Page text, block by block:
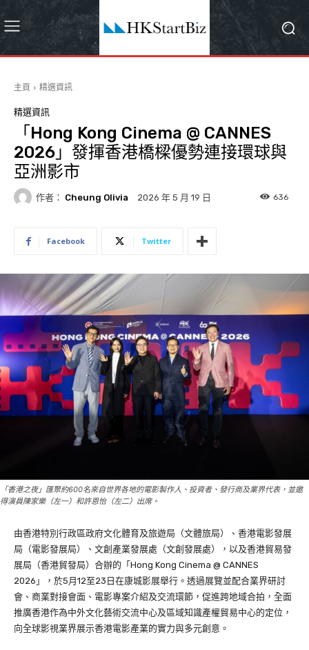
主頁 精選資訊
精選資訊
「Hong Kong Cinema @ CANNES
2026」發揮香港橋樑優勢連接環球與
亞洲影市
作者： Cheung Olivia 2026 年 5 月 19 日 636
Facebook Twitter
「香港之夜」匯聚約600名來自世界各地的電影製作人、投資者、發行商及業界代表，並邀
得演員陳家樂（左一）和許恩怡（左二）出席。
由香港特別行政區政府文化體育及旅遊局（文體旅局）、香港電影發展
局（電影發展局）、文創產業發展處（文創發展處），以及香港貿易發
展局（香港貿發局）合辦的「Hong Kong Cinema @ CANNES
2026」，於5月12至23日在康城影展舉行。透過展覽並配合業界研討
會、商業對接會面、電影專案介紹及交流環節，促進跨地域合拍，全面
推廣香港作為中外文化藝術交流中心及區域知識產權貿易中心的定位，
向全球影視業界展示香港電影產業的實力與多元創意。